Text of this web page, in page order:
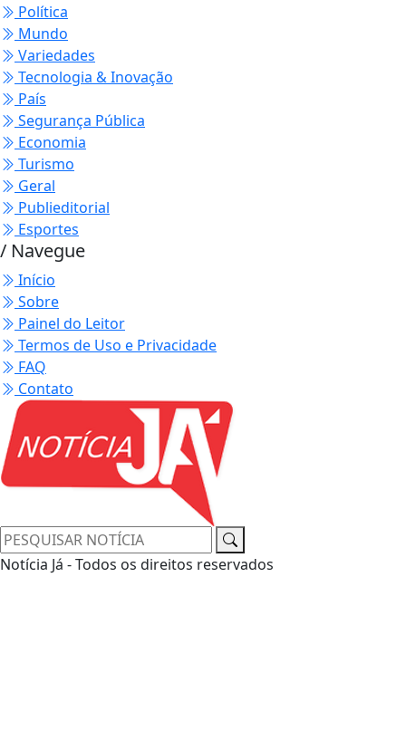
Política
Mundo
Variedades
Tecnologia & Inovação
País
Segurança Pública
Economia
Turismo
Geral
Publieditorial
Esportes
/ Navegue
Início
Sobre
Painel do Leitor
Termos de Uso e Privacidade
FAQ
Contato
Notícia Já - Todos os direitos reservados